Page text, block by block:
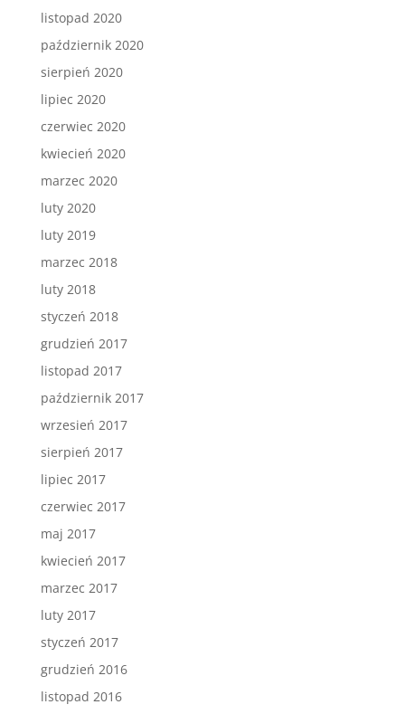
listopad 2020
październik 2020
sierpień 2020
lipiec 2020
czerwiec 2020
kwiecień 2020
marzec 2020
luty 2020
luty 2019
marzec 2018
luty 2018
styczeń 2018
grudzień 2017
listopad 2017
październik 2017
wrzesień 2017
sierpień 2017
lipiec 2017
czerwiec 2017
maj 2017
kwiecień 2017
marzec 2017
luty 2017
styczeń 2017
grudzień 2016
listopad 2016